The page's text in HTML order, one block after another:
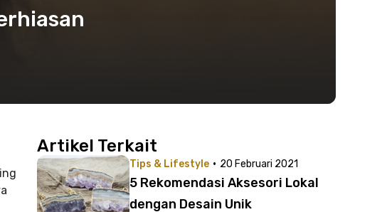
Artikel Terkait
Tips & Lifestyle · 20 Februari 2021
5 Rekomendasi Aksesori Lokal
dengan Desain Unik